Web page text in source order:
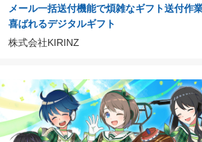
メール一括送付機能で煩雑なギフト送付作
喜ばれるデジタルギフト
株式会社KIRINZ